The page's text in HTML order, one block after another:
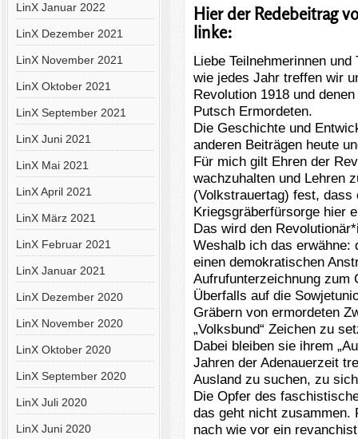
LinX Januar 2022
LinX Dezember 2021
LinX November 2021
LinX Oktober 2021
LinX September 2021
LinX Juni 2021
LinX Mai 2021
LinX April 2021
LinX März 2021
LinX Februar 2021
LinX Januar 2021
LinX Dezember 2020
LinX November 2020
LinX Oktober 2020
LinX September 2020
LinX Juli 2020
LinX Juni 2020
Hier der Redebeitrag
linke:
Liebe Teilnehmerinnen und
wie jedes Jahr treffen wir
Revolution 1918 und
Putsch Ermordeten.
Die Geschichte und
anderen Beiträgen heute
Für mich gilt Ehren der
wachzuhalten und Lehren
(Volkstrauertag) fest,
Kriegsgräberfürsorge hier
Das wird den
Weshalb ich das
einen demokratischen
Aufrufunterzeichnung zum
Überfalls auf die
Gräbern von ermordeten
„Volksbund“ Zeichen zu
Dabei bleiben sie ihrem
Jahren der Adenauerzeit
Ausland zu suchen, zu
Die Opfer des
das geht nicht zusammen.
nach wie vor ein